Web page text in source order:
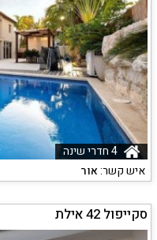
איש קשר:אור
סקייפול 42 אילת